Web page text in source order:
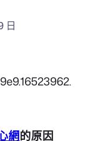
日
網的原因